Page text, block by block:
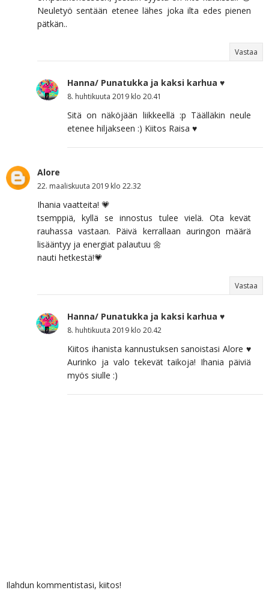
Neuletyö sentään etenee lähes joka ilta edes pienen
pätkän..
Vastaa
Hanna/ Punatukka ja kaksi karhua ♥
8. huhtikuuta 2019 klo 20.41
Sitä on näköjään liikkeellä :p Täälläkin neule
etenee hiljakseen :) Kiitos Raisa ♥
Alore
22. maaliskuuta 2019 klo 22.32
Ihania vaatteita! 💗
tsemppiä, kyllä se innostus tulee vielä. Ota kevät
rauhassa vastaan. Päivä kerrallaan auringon määrä
lisääntyy ja energiat palautuu 🌼
nauti hetkestä!💗
Vastaa
Hanna/ Punatukka ja kaksi karhua ♥
8. huhtikuuta 2019 klo 20.42
Kiitos ihanista kannustuksen sanoistasi Alore ♥
Aurinko ja valo tekevät taikoja! Ihania päiviä
myös siulle :)
Ilahdun kommentistasi, kiitos!